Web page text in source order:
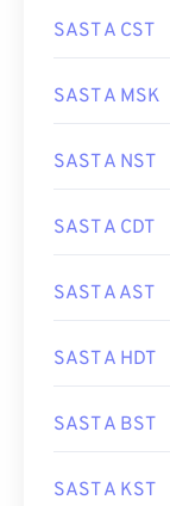
SAST A CST
SAST A MSK
SAST A NST
SAST A CDT
SAST A AST
SAST A HDT
SAST A BST
SAST A KST